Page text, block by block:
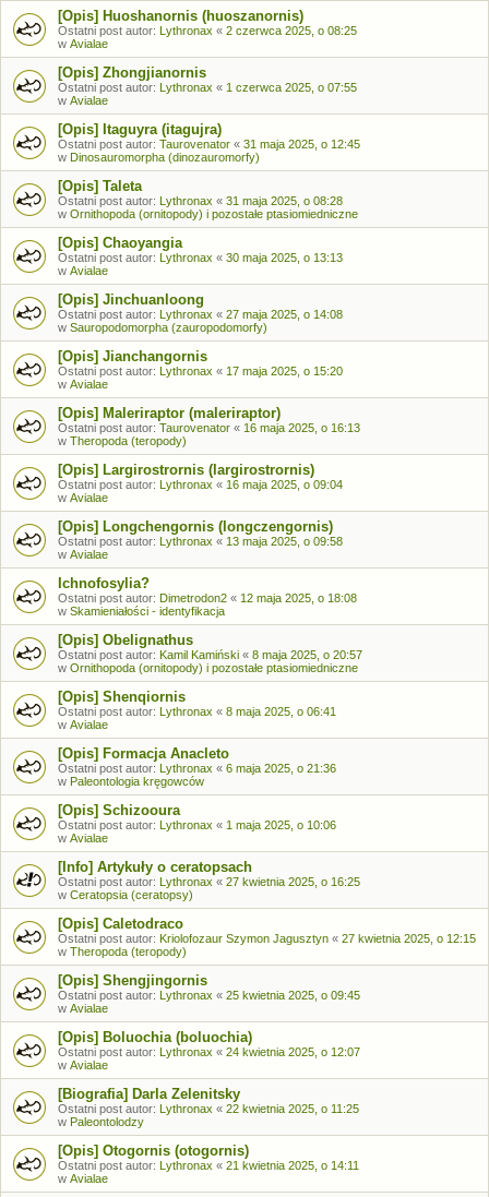
[Opis] Huoshanornis (huoszanornis)
Ostatni post autor: Lythronax « 2 czerwca 2025, o 08:25
w Avialae
[Opis] Zhongjianornis
Ostatni post autor: Lythronax « 1 czerwca 2025, o 07:55
w Avialae
[Opis] Itaguyra (itagujra)
Ostatni post autor: Taurovenator « 31 maja 2025, o 12:45
w Dinosauromorpha (dinozauromorfy)
[Opis] Taleta
Ostatni post autor: Lythronax « 31 maja 2025, o 08:28
w Ornithopoda (ornitopody) i pozostałe ptasiomiedniczne
[Opis] Chaoyangia
Ostatni post autor: Lythronax « 30 maja 2025, o 13:13
w Avialae
[Opis] Jinchuanloong
Ostatni post autor: Lythronax « 27 maja 2025, o 14:08
w Sauropodomorpha (zauropodomorfy)
[Opis] Jianchangornis
Ostatni post autor: Lythronax « 17 maja 2025, o 15:20
w Avialae
[Opis] Maleriraptor (maleriraptor)
Ostatni post autor: Taurovenator « 16 maja 2025, o 16:13
w Theropoda (teropody)
[Opis] Largirostrornis (largirostrornis)
Ostatni post autor: Lythronax « 16 maja 2025, o 09:04
w Avialae
[Opis] Longchengornis (longczengornis)
Ostatni post autor: Lythronax « 13 maja 2025, o 09:58
w Avialae
Ichnofosylia?
Ostatni post autor: Dimetrodon2 « 12 maja 2025, o 18:08
w Skamieniałości - identyfikacja
[Opis] Obelignathus
Ostatni post autor: Kamil Kamiński « 8 maja 2025, o 20:57
w Ornithopoda (ornitopody) i pozostałe ptasiomiedniczne
[Opis] Shenqiornis
Ostatni post autor: Lythronax « 8 maja 2025, o 06:41
w Avialae
[Opis] Formacja Anacleto
Ostatni post autor: Lythronax « 6 maja 2025, o 21:36
w Paleontologia kręgowców
[Opis] Schizooura
Ostatni post autor: Lythronax « 1 maja 2025, o 10:06
w Avialae
[Info] Artykuły o ceratopsach
Ostatni post autor: Lythronax « 27 kwietnia 2025, o 16:25
w Ceratopsia (ceratopsy)
[Opis] Caletodraco
Ostatni post autor: Kriolofozaur Szymon Jagusztyn « 27 kwietnia 2025, o 12:15
w Theropoda (teropody)
[Opis] Shengjingornis
Ostatni post autor: Lythronax « 25 kwietnia 2025, o 09:45
w Avialae
[Opis] Boluochia (boluochia)
Ostatni post autor: Lythronax « 24 kwietnia 2025, o 12:07
w Avialae
[Biografia] Darla Zelenitsky
Ostatni post autor: Lythronax « 22 kwietnia 2025, o 11:25
w Paleontolodzy
[Opis] Otogornis (otogornis)
Ostatni post autor: Lythronax « 21 kwietnia 2025, o 14:11
w Avialae